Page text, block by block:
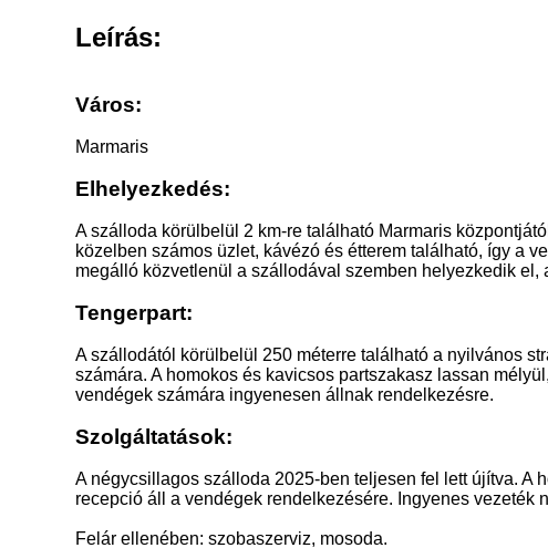
Leírás:
Város:
Marmaris
Elhelyezkedés:
A szálloda körülbelül 2 km-re található Marmaris
közelben számos üzlet, kávézó és étterem található, így a
megálló közvetlenül a szállodával szemben helyezkedik
Tengerpart:
A szállodától körülbelül 250 méterre található a nyilvános
számára. A homokos és kavicsos partszakasz lassan
vendégek számára ingyenesen állnak rendelkezésre.
Szolgáltatások:
A négycsillagos szálloda 2025-ben teljesen fel lett újítva. A
recepció áll a vendégek rendelkezésére. Ingyenes vezeték
Felár ellenében: szobaszerviz, mosoda.